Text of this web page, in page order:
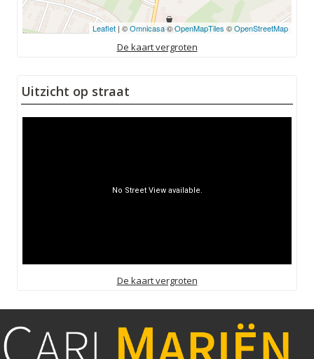
Leaflet| ©Omnicasa©OpenMapTiles ©OpenStreetMap
De kaart vergroten
Uitzicht op straat
De kaart vergroten